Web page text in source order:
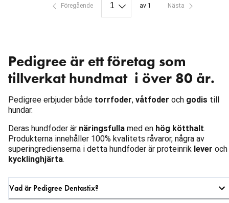
Föregående av 1 Nästa
Pedigree är ett företag som
tillverkat hundmat i över 80 år.
Pedigree erbjuder både torrfoder, våtfoder och godis till
hundar.
Deras hundfoder är näringsfulla med en hög kötthalt.
Produkterna innehåller 100% kvalitets råvaror, några av
superingredienserna i detta hundfoder är proteinrik lever och
kycklinghjärta.
Vad är Pedigree Dentastix?